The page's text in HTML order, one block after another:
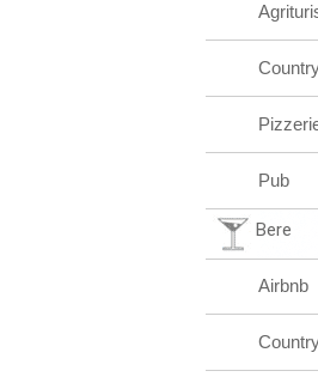
Pub
Bere
Airbnb